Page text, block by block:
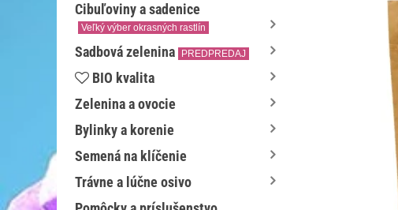
Cibuľoviny a sadenice
Veľký výber okrasných rastlín
Sadbová zelenina PREDPREDAJ
BIO kvalita
Zelenina a ovocie
Bylinky a korenie
Semená na klíčenie
Trávne a lúčne osivo